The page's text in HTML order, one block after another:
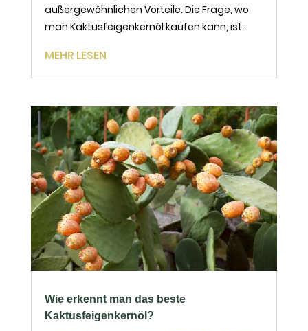
außergewöhnlichen Vorteile. Die Frage, wo
man Kaktusfeigenkernöl kaufen kann, ist
hoher Qualität suchen. Reich an Vitamin E
und essentiellen Fettsäuren, ist das
MEHR LESEN
Wie erkennt man das beste
Kaktusfeigenkernöl?